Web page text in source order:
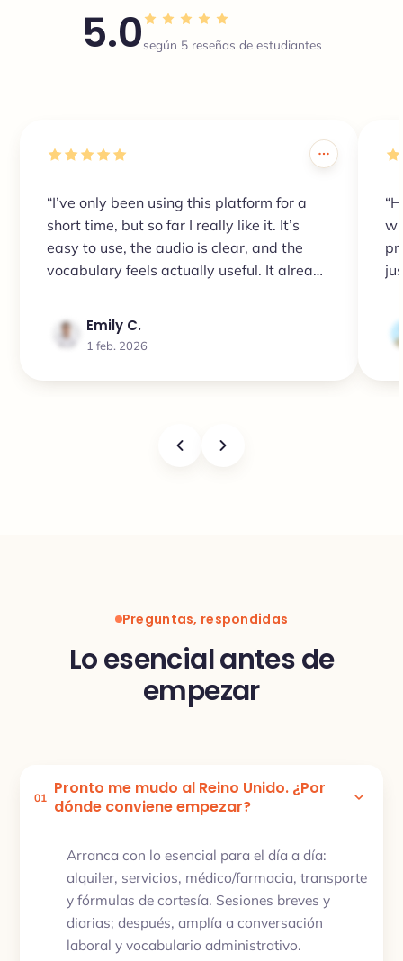
5.0según 5 reseñas de estudiantes
“I’ve only been using this platform for a
short time, but so far I really like it. It’s
easy to use, the audio is clear, and the
vocabulary feels actually useful. It already
I’ve tried. So far, it feels worth the money.”
Emily C.
1 feb. 2026
Preguntas, respondidas
Lo esencial antes de
empezar
01 Pronto me mudo al Reino Unido. ¿Por
dónde conviene empezar?
Arranca con lo esencial para el día a día:
alquiler, servicios, médico/farmacia, transporte
y fórmulas de cortesía. Sesiones breves y
diarias; después, amplía a conversación
laboral y vocabulario administrativo.